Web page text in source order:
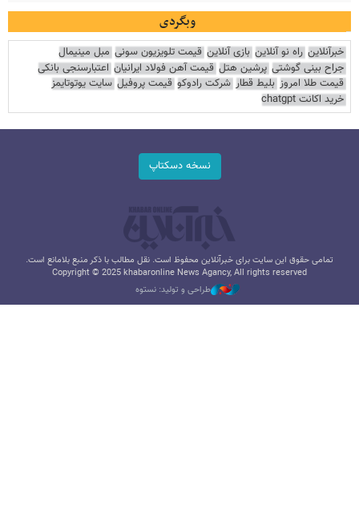
وبگردی
خبرآنلاین راه نو آنلاین بازی آنلاین قیمت تلویزیون سونی مبل مینیمال
جراح بینی گوشتی پرشین هتل قیمت آهن فولاد ایرانیان اعتبارسنجی بانکی
قیمت طلا امروز بلیط قطار شرکت رادوکو قیمت پروفیل سایت یوتوتایمز
خرید اکانت chatgpt
نسخه دسکتاپ
تمامی حقوق این سایت برای خبرآنلاین محفوظ است. نقل مطالب با ذکر منبع بلامانع است.
Copyright © 2025 khabaronline News Agancy, All rights reserved
طراحی و تولید: نستوه